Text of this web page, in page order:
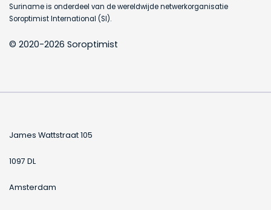
Suriname is onderdeel van de wereldwijde netwerkorganisatie
Soroptimist International (SI).
© 2020-2026 Soroptimist
James Wattstraat 105
1097 DL
Amsterdam